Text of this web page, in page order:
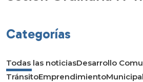
Categorías
Todas las noticiasDesarrollo
TránsitoEmprendimiento